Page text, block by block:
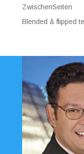
ZwischenSeiten
Blended & flipped